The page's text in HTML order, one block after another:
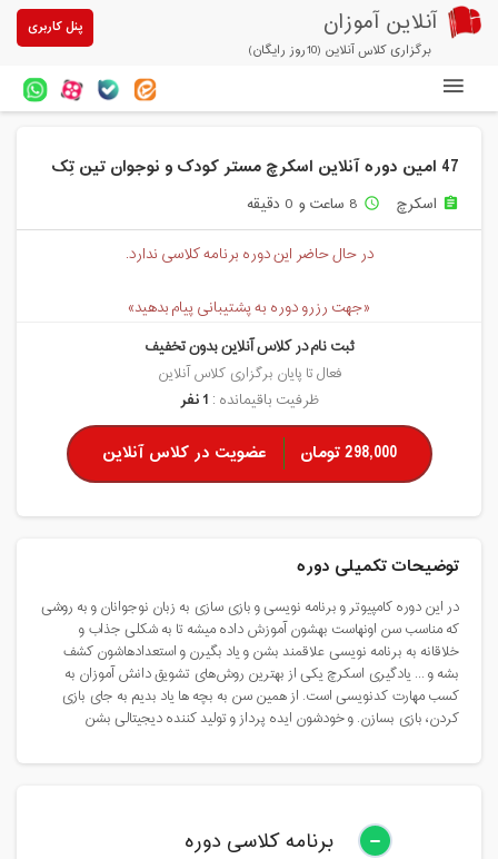
آنلاین آموزان
برگزاری کلاس آنلاین (10روز رایگان)
پنل کاربری
آزمون های آنلاین
خرید سرویس کلاس آنلاین
پیشنهادهای ویژه
تخفیفهای مشارکتی
درباره ما
47 امین دوره آنلاین اسکرچ مستر کودک و نوجوان تین تِک
assignment اسکرچ access_time 8 ساعت و 0 دقیقه
در حال حاضر این دوره برنامه کلاسی ندارد.
«جهت رزرو دوره به پشتیبانی پیام بدهید»
ثبت نام در کلاس آنلاین بدون تخفیف
فعال تا پایان برگزاری کلاس آنلاین
ظرفیت باقیمانده : 1 نفر
298,000 تومان عضویت در کلاس آنلاین
توضیحات تکمیلی دوره
در این دوره کامپیوتر و برنامه نویسی و بازی سازی به زبان نوجوانان و به روشی
که مناسب سن اونهاست بهشون آموزش داده میشه تا به شکلی جذاب و
خلاقانه به برنامه نویسی علاقمند بشن و یاد بگیرن و استعدادهاشون کشف
بشه و ... یادگیری اسکرچ یکی از بهترین روش‌های تشویق دانش آموزان به
کسب مهارت کدنویسی است. از همین سن به بچه ها یاد بدیم به جای بازی
کردن، بازی بسازن. و خودشون ایده پرداز و تولید کننده دیجیتالی بشن
برنامه کلاسی دوره